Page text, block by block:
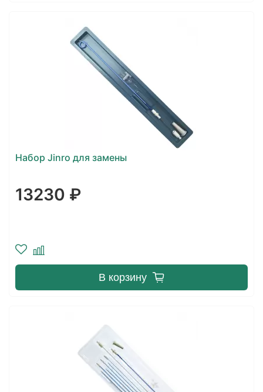
Набор Jinro для замены
13230 ₽
В корзину